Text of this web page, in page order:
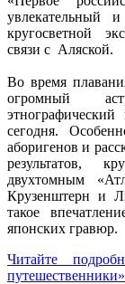
увлекательный
кругосветной
связи с Аляской.
Во время
огромный
сегодня.
аборигенов и
результатов,
двухтомным
Крузенштерн и
такое
японских гравюр.
Читайте
путешественники»